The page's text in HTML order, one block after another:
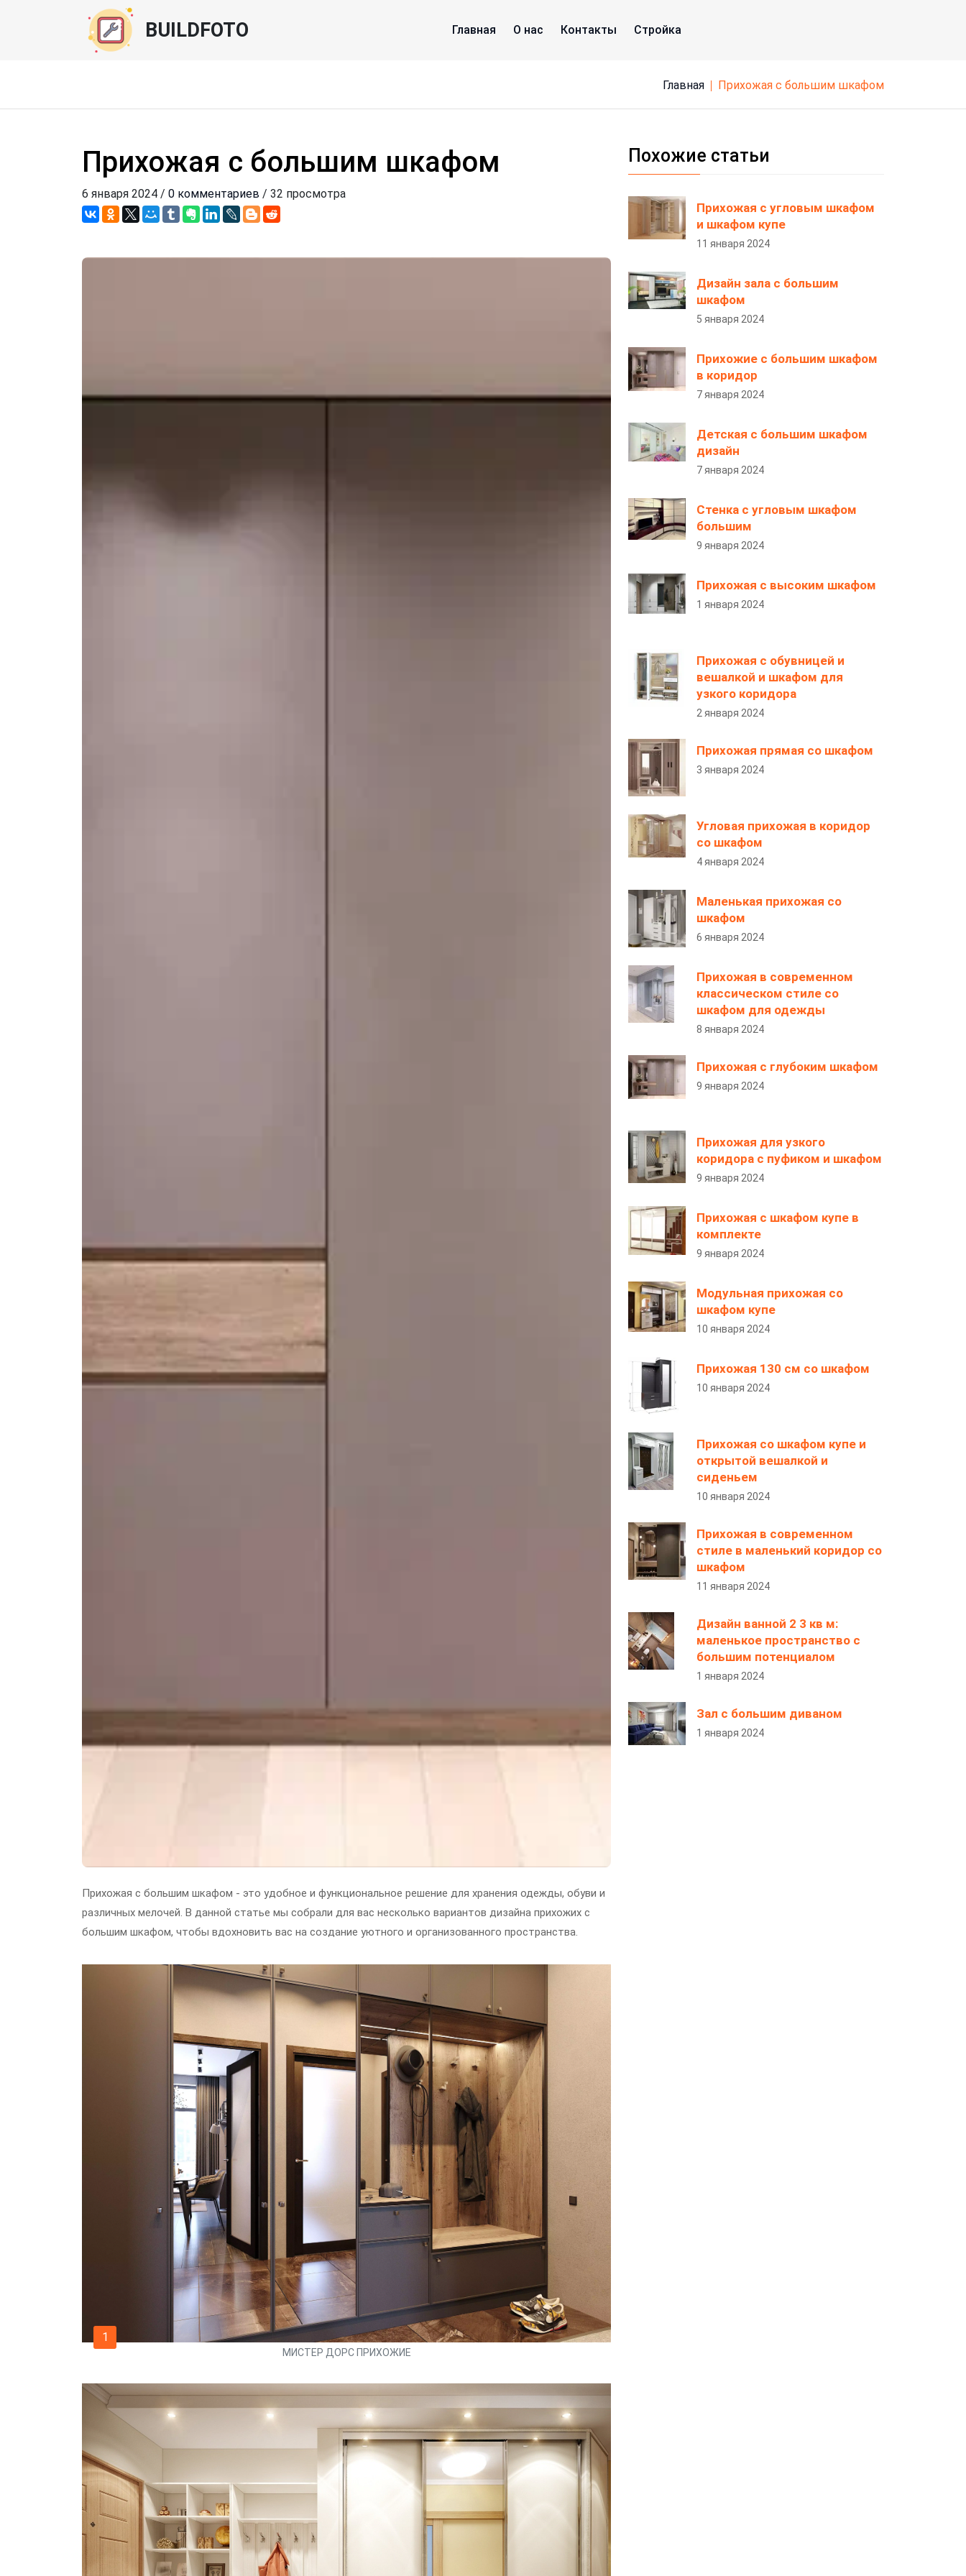
BUILDFOTO Главная О нас Контакты Стройка
Главная прихожая с большим шкафом
Прихожая с большим шкафом
6 января 2024 / 0 комментариев / 32 просмотра
Прихожая с большим шкафом - это удобное и функциональное решение для хранения одежды, обуви и
различных мелочей. В данной статье мы собрали для вас несколько вариантов дизайна прихожих с
большим шкафом, чтобы вдохновить вас на создание уютного и организованного пространства.
1
МИСТЕР ДОРС ПРИХОЖИЕ
Похожие статьи
Прихожая с угловым шкафом
и шкафом купе
11 января 2024
Дизайн зала с большим
шкафом
5 января 2024
Прихожие с большим шкафом
в коридор
7 января 2024
Детская с большим шкафом
дизайн
7 января 2024
Стенка с угловым шкафом
большим
9 января 2024
Прихожая с высоким шкафом
1 января 2024
Прихожая с обувницей и
вешалкой и шкафом для
узкого коридора
2 января 2024
Прихожая прямая со шкафом
3 января 2024
Угловая прихожая в коридор
со шкафом
4 января 2024
Маленькая прихожая со
шкафом
6 января 2024
Прихожая в современном
классическом стиле со
шкафом для одежды
8 января 2024
Прихожая с глубоким шкафом
9 января 2024
Прихожая для узкого
коридора с пуфиком и шкафом
9 января 2024
Прихожая с шкафом купе в
комплекте
9 января 2024
Модульная прихожая со
шкафом купе
10 января 2024
Прихожая 130 см со шкафом
10 января 2024
Прихожая со шкафом купе и
открытой вешалкой и
сиденьем
10 января 2024
Прихожая в современном
стиле в маленький коридор со
шкафом
11 января 2024
Дизайн ванной 2 3 кв м:
маленькое пространство с
большим потенциалом
1 января 2024
Зал с большим диваном
1 января 2024